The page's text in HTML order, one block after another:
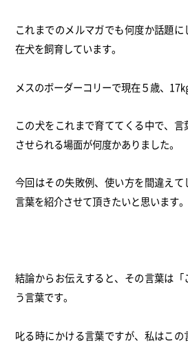
これまでのメルマガでも何度か話題に
在犬を飼育しています。
メスのボーダーコリーで現在５歳、17㎏
この犬をこれまで育ててくる中で、 言
させられる場面が何度かありました。
今回はその失敗例、 使い方を間違え
言葉を紹介させて頂きたいと思います。
結論からお伝えすると、その言葉は「
う言葉です。
叱る時にかける言葉ですが、 私はこの